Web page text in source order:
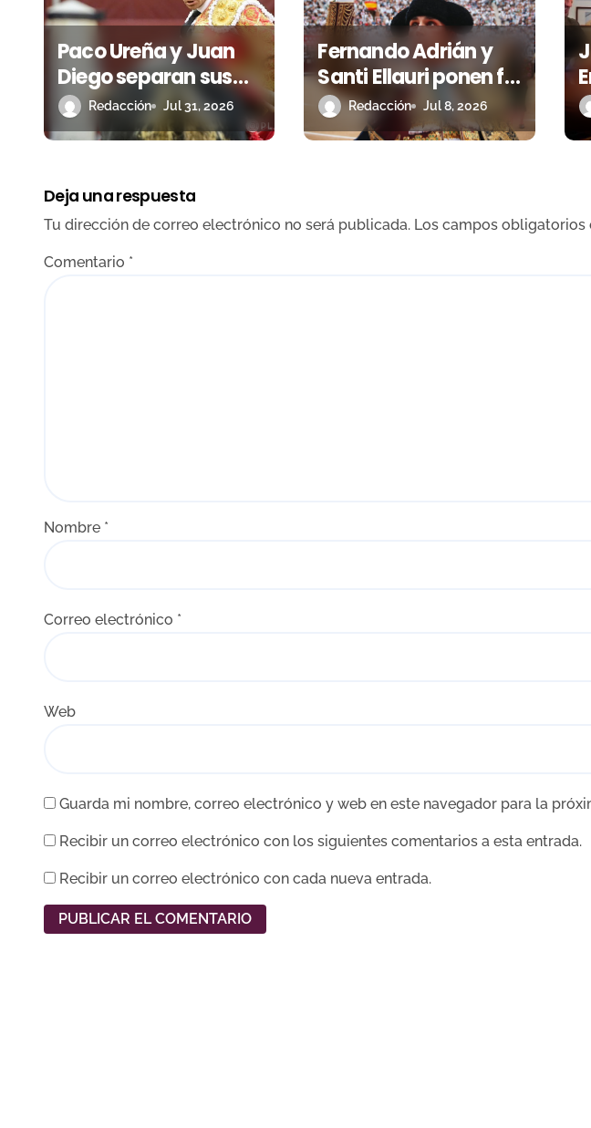
e
e
n
t
r
a
d
Paco Ureña y Juan
Diego separan sus
caminos
profesionales
Redacción Jul 31, 2026
Fernando Adrián y
Santi Ellauri ponen fin
a su relación de
apoderamiento
Redacción Jul 8, 2026
Deja una respuesta
Tu dirección de correo electrónico no será publicada. Los campos obligatorios
Comentario *
Nombre *
Correo electrónico *
Web
Guarda mi nombre, correo electrónico y web en este navegador para la
Recibir un correo electrónico con los siguientes comentarios a esta entrada.
Recibir un correo electrónico con cada nueva entrada.